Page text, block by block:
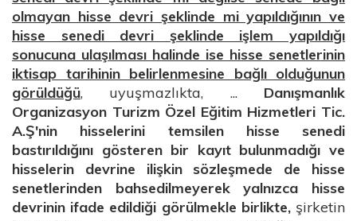
olmayan hisse devri şeklinde mi yapıldığının ve
hisse senedi devri şeklinde işlem yapıldığı
sonucuna ulaşılması halinde ise hisse senetlerinin
iktisap tarihinin belirlenmesine bağlı olduğunun
görüldüğü, uyuşmazlıkta, ... Danışmanlık
Organizasyon Turizm Özel Eğitim Hizmetleri Tic.
A.Ş'nin hisselerini temsilen hisse senedi
bastırıldığını gösteren bir kayıt bulunmadığı ve
hisselerin devrine ilişkin sözleşmede de hisse
senetlerinden bahsedilmeyerek yalnızca hisse
devrinin ifade edildiği görülmekle birlikte,şirketin